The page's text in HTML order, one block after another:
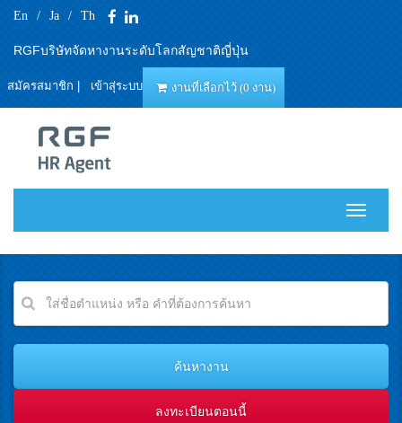
En / Ja / Th
RGFบริษัทจัดหางานระดับโลกสัญชาติญี่ปุ่น
สมัครสมาชิก| เข้าสุ่ระบบ งานที่เลือกไว้ (0 งาน)
T
e
i
g